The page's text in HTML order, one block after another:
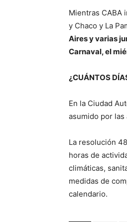
Mientras CABA
y Chaco y La
Aires y varias
Carnaval, el
¿CUÁNTOS
En la Ciudad
asumido por las
La resolución
horas de
climáticas,
medidas de
calendario.